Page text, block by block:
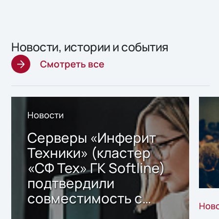
Новости, истории и события
Смотреть все
Новости
Серверы «Инферит
Техники» (кластер
«СФ Тех» ГК Softline)
подтвердили
совместимость с
решением Sharx